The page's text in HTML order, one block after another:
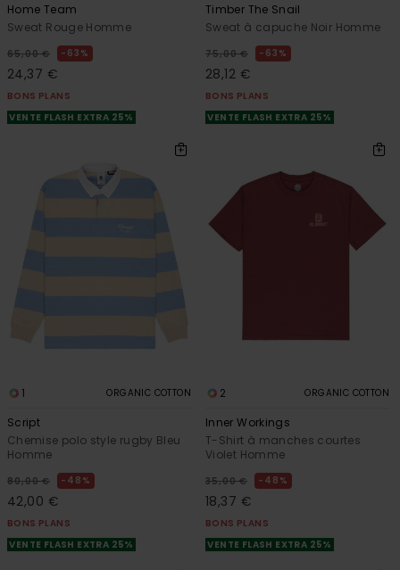
Home Team
Sweat Rouge Homme
65,00 € 63%
24,37 €
BONS PLANS
VENTE FLASH EXTRA 25%
Timber The Snail
Sweat à capuche Noir Homme
75,00 € 63%
28,12 €
BONS PLANS
VENTE FLASH EXTRA 25%
1 ORGANIC COTTON
Script
Chemise polo style rugby Bleu
Homme
80,00 € 48%
42,00 €
BONS PLANS
VENTE FLASH EXTRA 25%
2 ORGANIC COTTON
Inner Workings
T-Shirt à manches courtes
Violet Homme
35,00 € 48%
18,37 €
BONS PLANS
VENTE FLASH EXTRA 25%